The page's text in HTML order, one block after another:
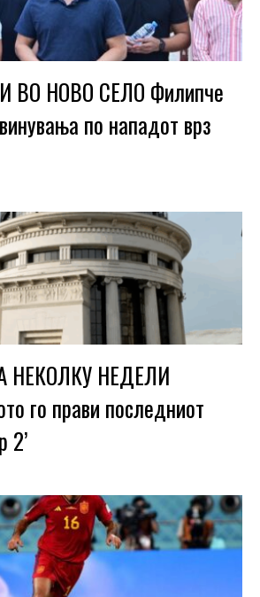
ВО НОВО СЕЛО Филипче
по нападот врз
НЕКОЛКУ НЕДЕЛИ
го прави последниот
2’